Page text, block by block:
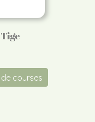
courses